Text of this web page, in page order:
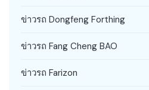
ข่าวรถ Dongfeng Forthing
ข่าวรถ Fang Cheng BAO
ข่าวรถ Farizon